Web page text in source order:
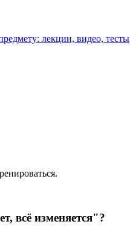
лекции, видео, тесты
всё изменяется"?